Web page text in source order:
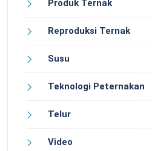
Produk Ternak
Reproduksi Ternak
Susu
Teknologi Peternakan
Telur
Video